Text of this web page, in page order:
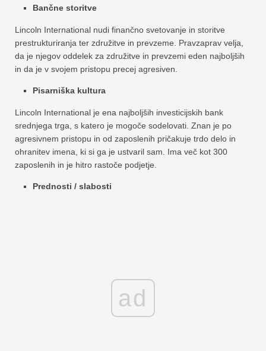
Bančne storitve
Lincoln International nudi finančno svetovanje in storitve
prestrukturiranja ter združitve in prevzeme. Pravzaprav velja,
da je njegov oddelek za združitve in prevzemi eden najboljših
in da je v svojem pristopu precej agresiven.
Pisarniška kultura
Lincoln International je ena najboljših investicijskih bank
srednjega trga, s katero je mogoče sodelovati. Znan je po
agresivnem pristopu in od zaposlenih pričakuje trdo delo in
ohranitev imena, ki si ga je ustvaril sam. Ima več kot 300
zaposlenih in je hitro rastoče podjetje.
Prednosti / slabosti
ad